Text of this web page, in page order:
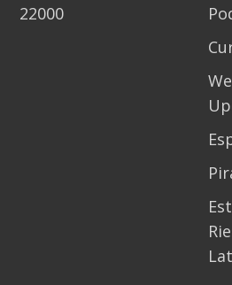
22000